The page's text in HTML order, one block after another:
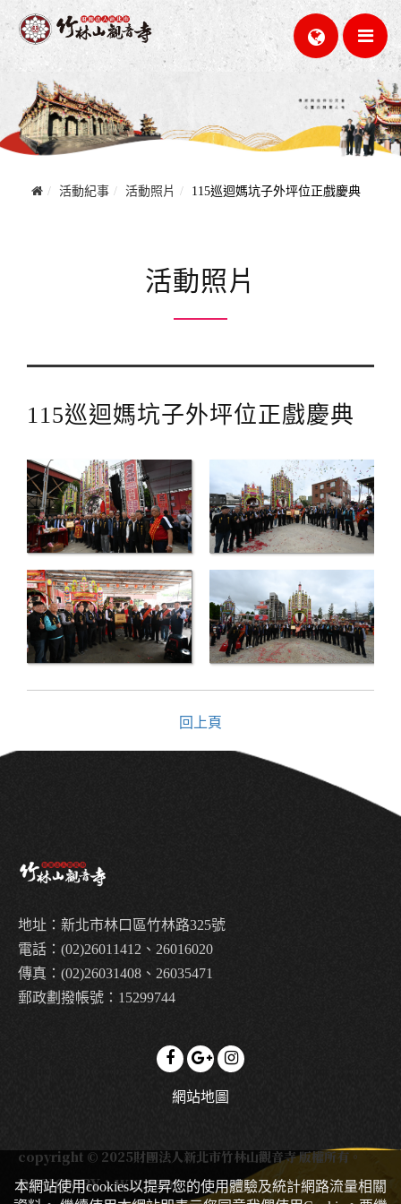
活動紀事 活動照片 115巡迴媽坑子外坪位正戲慶典
活動照片
115巡迴媽坑子外坪位正戲慶典
回上頁
地址：新北市林口區竹林路325號
電話：(02)26011412、26016020
傳真：(02)26031408、26035471
郵政劃撥帳號：15299744
網站地圖
copyright © 2025財團法人新北市竹林山觀音寺 版權所有。
DESIGN BY：WIZARDS
本網站使用cookies以提昇您的使用體驗及統計網路流量相關